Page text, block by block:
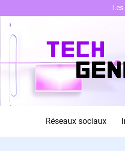
content
Réseaux sociaux